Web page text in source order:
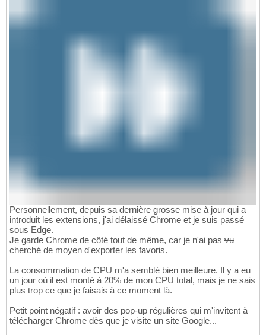
Personnellement, depuis sa dernière grosse mise à jour qui a
introduit les extensions, j'ai délaissé Chrome et je suis passé
sous Edge.
Je garde Chrome de côté tout de même, car je n'ai pas vu
cherché de moyen d'exporter les favoris.
La consommation de CPU m'a semblé bien meilleure. Il y a eu
un jour où il est monté à 20% de mon CPU total, mais je ne sais
plus trop ce que je faisais à ce moment là.
Petit point négatif : avoir des pop-up régulières qui m'invitent à
télécharger Chrome dès que je visite un site Google...